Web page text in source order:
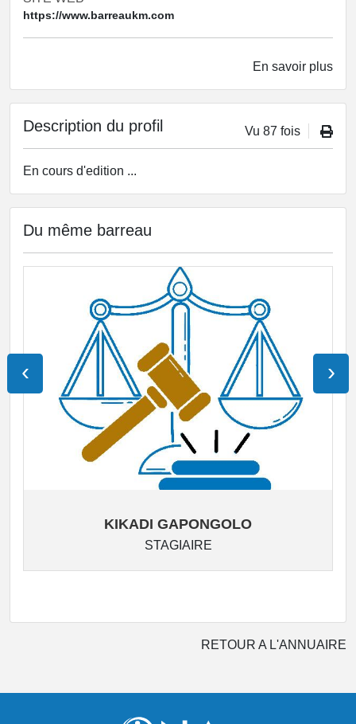
https://www.barreaukm.com
En savoir plus
Description du profil Vu 87 fois
En cours d'edition ...
Du même barreau
KIKADI GAPONGOLO
STAGIAIRE
‹ ›
RETOUR A L'ANNUAIRE